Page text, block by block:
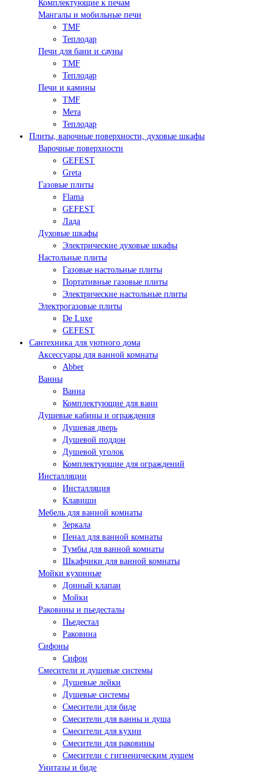
Комплектующие к печам
Мангалы и мобильные печи
TMF
Теплодар
Печи для бани и сауны
TMF
Теплодар
Печи и камины
TMF
Мета
Теплодар
Плиты, варочные поверхности, духовые шкафы
Варочные поверхности
GEFEST
Greta
Газовые плиты
Flama
GEFEST
Лада
Духовые шкафы
Электрические духовые шкафы
Настольные плиты
Газовые настольные плиты
Портативные газовые плиты
Электрические настольные плиты
Электрогазовые плиты
De Luxe
GEFEST
Сантехника для уютного дома
Аксессуары для ванной комнаты
Abber
Ванны
Ванна
Комплектующие для ванн
Душевые кабины и ограждения
Душевая дверь
Душевой поддон
Душевой уголок
Комплектующие для ограждений
Инсталляции
Инсталляция
Клавиши
Мебель для ванной комнаты
Зеркала
Пенал для ванной комнаты
Тумбы для ванной комнаты
Шкафчики для ванной комнаты
Мойки кухонные
Донный клапан
Мойки
Раковины и пьедесталы
Пьедестал
Раковина
Сифоны
Сифон
Смесители и душевые системы
Душевые лейки
Душевые системы
Смесители для биде
Смесители для ванны и душа
Смесители для кухни
Смесители для раковины
Смесители с гигиеническим душем
Унитазы и биде